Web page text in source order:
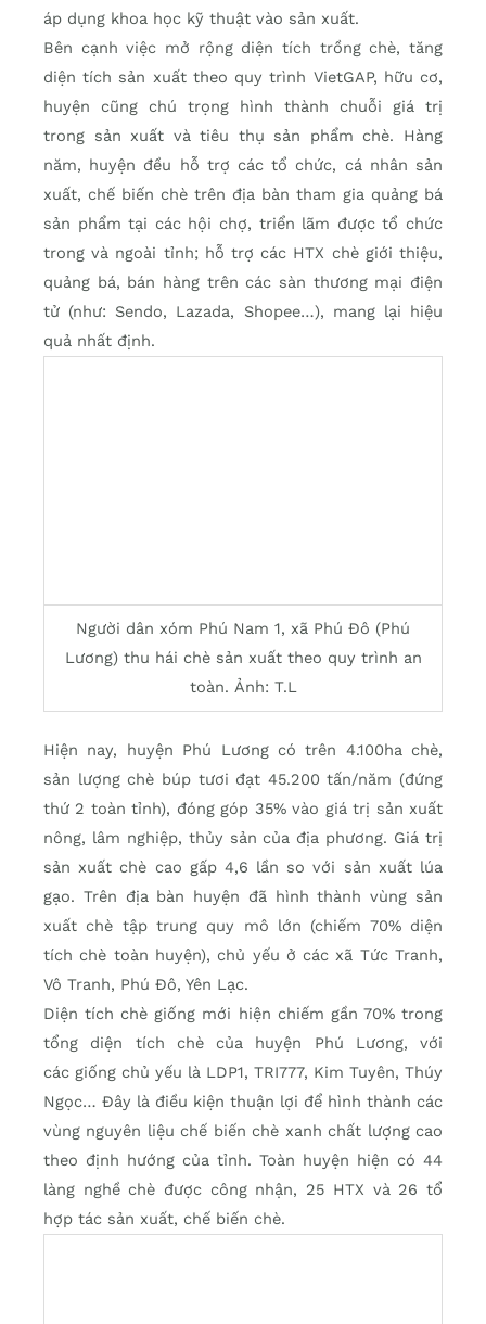
áp dụng khoa học kỹ thuật vào sản xuất.
Bên cạnh việc mở rộng diện tích trồng chè, tăng
diện tích sản xuất theo quy trình VietGAP, hữu cơ,
huyện cũng chú trọng hình thành chuỗi giá trị
trong sản xuất và tiêu thụ sản phẩm chè. Hàng
năm, huyện đều hỗ trợ các tổ chức, cá nhân sản
xuất, chế biến chè trên địa bàn tham gia quảng bá
sản phẩm tại các hội chợ, triển lãm được tổ chức
trong và ngoài tỉnh; hỗ trợ các HTX chè giới thiệu,
quảng bá, bán hàng trên các sàn thương mại điện
tử (như: Sendo, Lazada, Shopee…), mang lại hiệu
quả nhất định.
Người dân xóm Phú Nam 1, xã Phú Đô (Phú
Lương) thu hái chè sản xuất theo quy trình an
toàn. Ảnh: T.L
Hiện nay, huyện Phú Lương có trên 4.100ha chè,
sản lượng chè búp tươi đạt 45.200 tấn/năm (đứng
thứ 2 toàn tỉnh), đóng góp 35% vào giá trị sản xuất
nông, lâm nghiệp, thủy sản của địa phương. Giá trị
sản xuất chè cao gấp 4,6 lần so với sản xuất lúa
gạo. Trên địa bàn huyện đã hình thành vùng sản
xuất chè tập trung quy mô lớn (chiếm 70% diện
tích chè toàn huyện), chủ yếu ở các xã Tức Tranh,
Vô Tranh, Phú Đô, Yên Lạc.
Diện tích chè giống mới hiện chiếm gần 70% trong
tổng diện tích chè của huyện Phú Lương, với
các giống chủ yếu là LDP1, TRI777, Kim Tuyên, Thúy
Ngọc… Đây là điều kiện thuận lợi để hình thành các
vùng nguyên liệu chế biến chè xanh chất lượng cao
theo định hướng của tỉnh. Toàn huyện hiện có 44
làng nghề chè được công nhận, 25 HTX và 26 tổ
hợp tác sản xuất, chế biến chè.